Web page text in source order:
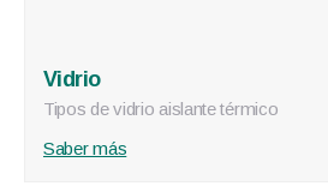
Vidrio
Tipos de vidrio aislante térmico
Saber más